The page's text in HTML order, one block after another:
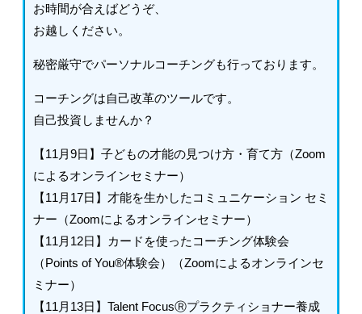
お時間が合えばどうぞ、
お越しください。
秘密厳守でパーソナルコーチングも行っております。
コーチングは自己改革のツールです。
自己投資しませんか？
【11月9日】子どもの才能の見つけ方・育て方（Zoom
によるオンラインセミナー）
【11月17日】才能を生かしたコミュニケーション セミ
ナー（Zoomによるオンラインセミナー）
【11月12日】カードを使ったコーチング体験会
（Points of You®体験会）（Zoomによるオンラインセ
ミナー）
【11月13日】Talent FocusⓇプラクティショナー養成